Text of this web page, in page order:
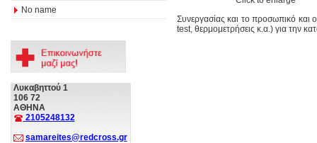
No name
Λυκαβηττού 1
106 72
ΑΘΗΝΑ
2105248132
samareites@redcross.gr
Συνεργασίας και το προσωπικό και
test, θερμομετρήσεις κ.α.) για την